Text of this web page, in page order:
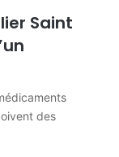
Saint
des